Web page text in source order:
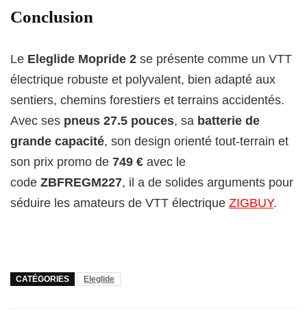
Conclusion
Le Eleglide Mopride 2 se présente comme un VTT
électrique robuste et polyvalent, bien adapté aux
sentiers, chemins forestiers et terrains accidentés.
Avec ses pneus 27.5 pouces, sa batterie de
grande capacité, son design orienté tout-terrain et
son prix promo de 749 € avec le
code ZBFREGM227, il a de solides arguments pour
séduire les amateurs de VTT électrique ZIGBUY.
CATÉGORIES Eleglide